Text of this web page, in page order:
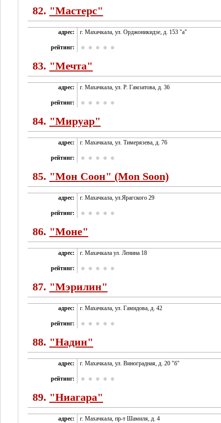
82. "Мастерс"
адрес: г. Махачкала, ул. Орджоникидзе, д. 153 "а"
рейтинг:
83. "Мечта"
адрес: г. Махачкала, ул. Р. Гамзатова, д. 36
рейтинг:
84. "Мируар"
адрес: г. Махачкала, ул. Тимерязева, д. 76
рейтинг:
85. "Мон Соон" (Mon Soon)
адрес: г. Махачкала, ул.Ярагского 29
рейтинг:
86. "Моне"
адрес: г. Махачкала ул. Ленина 18
рейтинг:
87. "Мэрилин"
адрес: г. Махачкала, ул. Гамидова, д. 42
рейтинг:
88. "Надин"
адрес: г. Махачкала, ул. Виноградная, д. 20 "б"
рейтинг:
89. "Ниагара"
адрес: г. Махачкала, пр-т Шамиля, д. 4